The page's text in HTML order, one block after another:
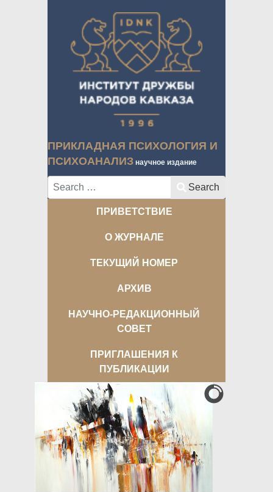
ПРИКЛАДНАЯ ПСИХОЛОГИЯ И
ПСИХОАНАЛИЗ научное издание
Search Search
ПРИВЕТСТВИЕ
О ЖУРНАЛЕ
ТЕКУЩИЙ НОМЕР
АРХИВ
НАУЧНО-РЕДАКЦИОННЫЙ
СОВЕТ
ПРИГЛАШЕНИЯ К
ПУБЛИКАЦИИ